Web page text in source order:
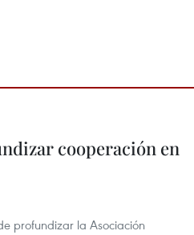
cooperación en
profundizar la Asociación